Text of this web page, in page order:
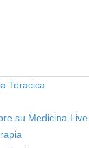
Toracica
su Medicina Live